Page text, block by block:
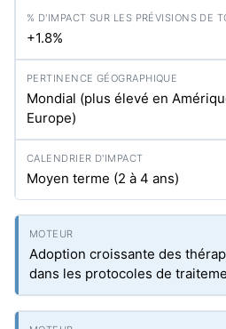
+1.8%
Mondial (plus élevé en
Europe)
Moyen terme (2 à 4 ans)
Adoption croissante des
dans les protocoles de